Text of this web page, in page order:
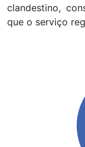
clandestino,
que o serviço